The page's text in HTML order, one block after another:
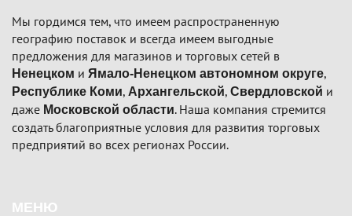
Мы гордимся тем, что имеем распространенную
географию поставок и всегда имеем выгодные
предложения для магазинов и торговых сетей в
Ненецком и Ямало-Ненецком автономном округе,
Республике Коми, Архангельской, Свердловской и
даже Московской области. Наша компания стремится
создать благоприятные условия для развития торговых
предприятий во всех регионах России.
МЕНЮ